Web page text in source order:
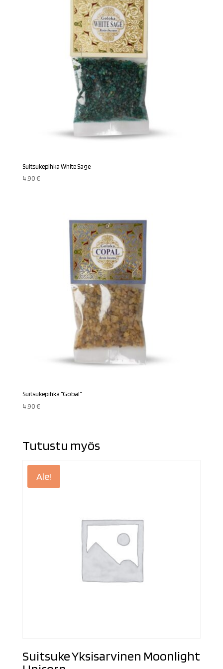
Suitsukepihka White Sage
4,90€
Suitsukepihka ”Gobal”
4,90€
Tutustu myös
Ale!
Suitsuke Yksisarvinen Moonlight